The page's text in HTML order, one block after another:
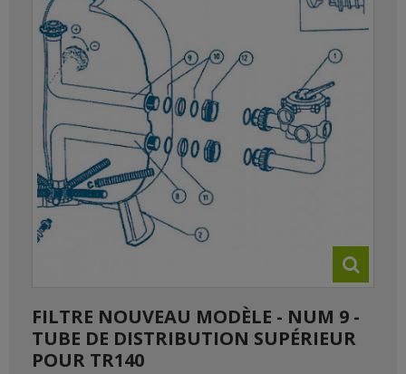
FILTRE NOUVEAU MODÈLE - NUM 9 -
TUBE DE DISTRIBUTION SUPÉRIEUR
POUR TR140